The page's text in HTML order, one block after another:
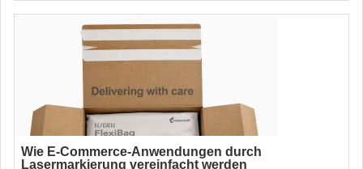
Wie E-Commerce-Anwendungen durch
Lasermarkierung vereinfacht werden